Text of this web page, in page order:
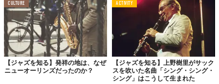
CULTURE
【ジャズを知る】発祥の地は、なぜ
ニューオーリンズだったのか？
ACTIVITY
【ジャズを知る】上野樹里がサック
スを吹いた名曲「シング・シング・
シング」はこうして生まれた